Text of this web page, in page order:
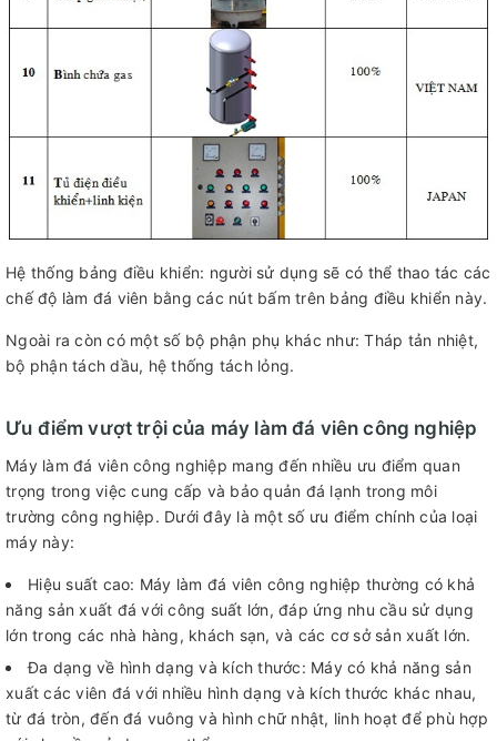
Hệ thống bảng điều khiển: người sử dụng sẽ có thể thao tác các
chế độ làm đá viên bằng các nút bấm trên bảng điều khiển này.
Ngoài ra còn có một số bộ phận phụ khác như: Tháp tản nhiệt,
bộ phận tách dầu, hệ thống tách lỏng.
Ưu điểm vượt trội của máy làm đá viên công nghiệp
Máy làm đá viên công nghiệp mang đến nhiều ưu điểm quan
trọng trong việc cung cấp và bảo quản đá lạnh trong môi
trường công nghiệp. Dưới đây là một số ưu điểm chính của loại
máy này:
Hiệu suất cao: Máy làm đá viên công nghiệp thường có khả
năng sản xuất đá với công suất lớn, đáp ứng nhu cầu sử dụng
lớn trong các nhà hàng, khách sạn, và các cơ sở sản xuất lớn.
Đa dạng về hình dạng và kích thước: Máy có khả năng sản
xuất các viên đá với nhiều hình dạng và kích thước khác nhau,
từ đá tròn, đến đá vuông và hình chữ nhật, linh hoạt để phù hợp